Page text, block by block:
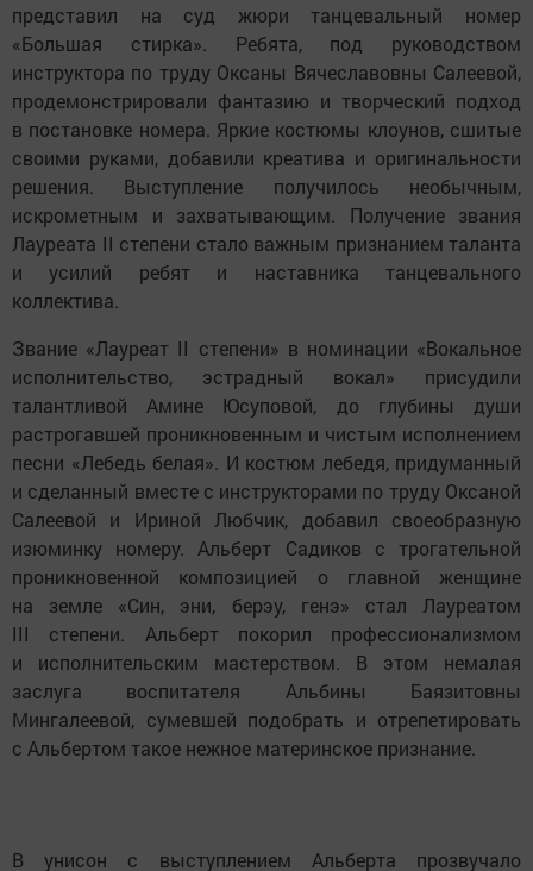
представил на суд жюри танцевальный номер
«Большая стирка». Ребята, под руководством
инструктора по труду Оксаны Вячеславовны Салеевой,
продемонстрировали фантазию и творческий подход
в постановке номера. Яркие костюмы клоунов, сшитые
своими руками, добавили креатива и оригинальности
решения. Выступление получилось необычным,
искрометным и захватывающим. Получение звания
Лауреата II степени стало важным признанием таланта
и усилий ребят и наставника танцевального
коллектива.
Звание «Лауреат II степени» в номинации «Вокальное
исполнительство, эстрадный вокал» присудили
талантливой Амине Юсуповой, до глубины души
растрогавшей проникновенным и чистым исполнением
песни «Лебедь белая». И костюм лебедя, придуманный
и сделанный вместе с инструкторами по труду Оксаной
Салеевой и Ириной Любчик, добавил своеобразную
изюминку номеру. Альберт Садиков с трогательной
проникновенной композицией о главной женщине
на земле «Син, эни, берэу, генэ» стал Лауреатом
III степени. Альберт покорил профессионализмом
и исполнительским мастерством. В этом немалая
заслуга воспитателя Альбины Баязитовны
Мингалеевой, сумевшей подобрать и отрепетировать
с Альбертом такое нежное материнское признание.
В унисон с выступлением Альберта прозвучало